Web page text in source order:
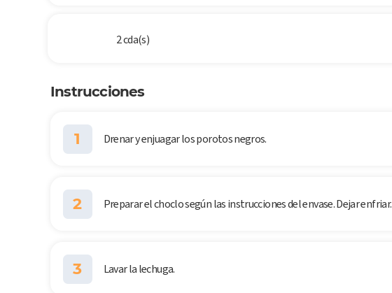
2 cda(s)
Instrucciones
1 Drenar y enjuagar los porotos negros.
2 Preparar el choclo según las instrucciones del envase. Dejar enfriar.
3 Lavar la lechuga.